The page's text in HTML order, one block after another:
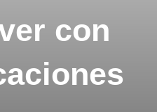
con